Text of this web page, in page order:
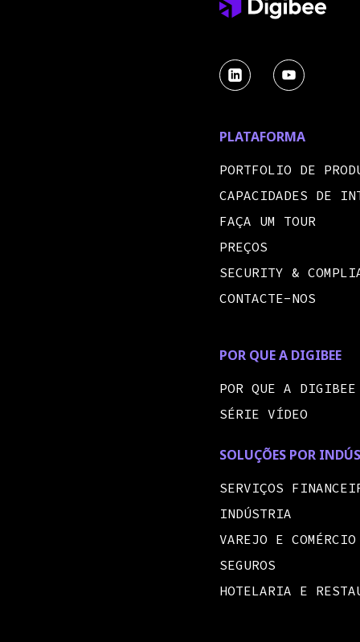
PLATAFORMA
PORTFOLIO DE
CAPACIDADES DE
FAÇA UM TOUR
PREÇOS
SECURITY &
CONTACTE-NOS
POR QUE A DIGIBEE
POR QUE A DIGIBEE
SÉRIE VÍDEO
SOLUÇÕES POR
SERVIÇOS
INDÚSTRIA
VAREJO E
SEGUROS
HOTELARIA E